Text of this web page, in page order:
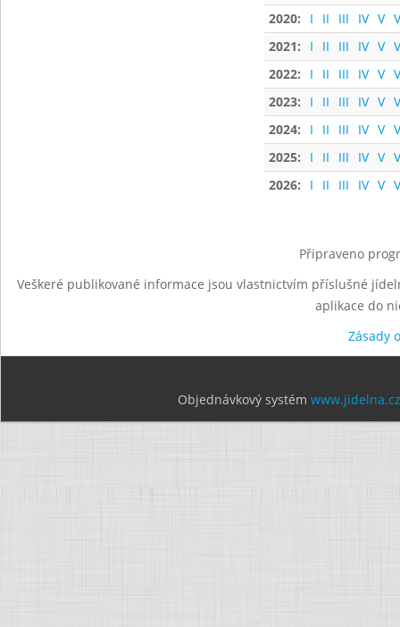
2020:
I II III IV V
2021:
I II III IV V
2022:
I II III IV V
2023:
I II III IV V
2024:
I II III IV V
2025:
I II III IV V
2026:
I II III IV V
Připraveno
Veškeré publikované informace jsou vlastnictvím příslušné
aplikace do
Zásady
Objednávkový systém www.jidelna.cz